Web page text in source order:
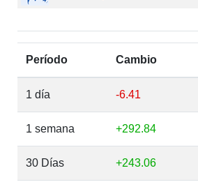
Período Cambio
1 día -6.41
1 semana +292.84
30 Días +243.06